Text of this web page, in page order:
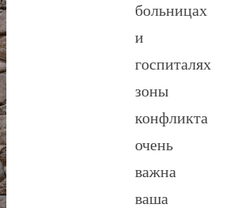
больницах
и
госпиталях
зоны
конфликта
очень
важна
ваша